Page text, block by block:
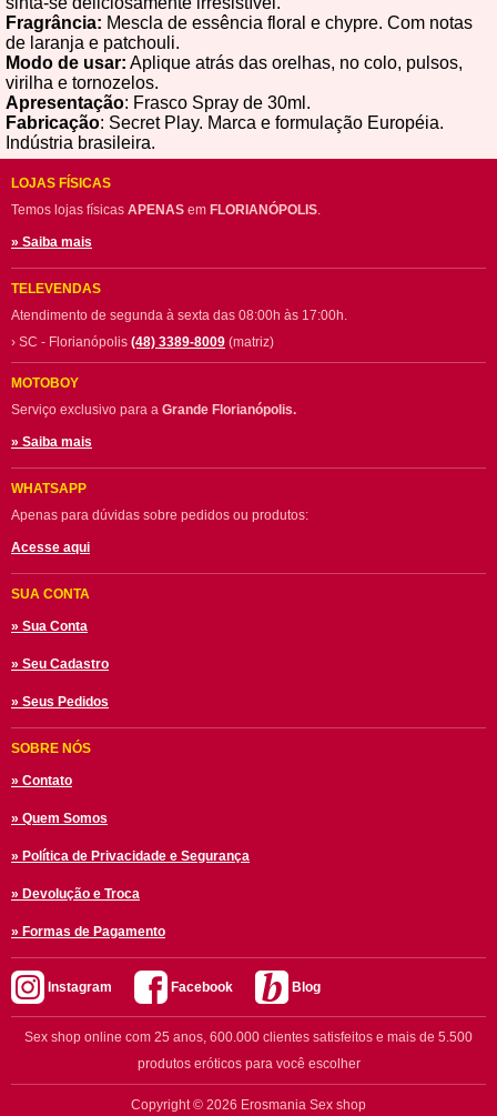
Fragrância: Mescla de essência floral e chypre. Com notas
de laranja e patchouli.
Modo de usar: Aplique atrás das orelhas, no colo, pulsos,
virilha e tornozelos.
Apresentação: Frasco Spray de 30ml.
Fabricação: Secret Play. Marca e formulação Européia.
Indústria brasileira.
LOJAS FÍSICAS
Temos lojas físicas APENAS em FLORIANÓPOLIS.
» Saiba mais
TELEVENDAS
Atendimento de segunda à sexta das 08:00h às 17:00h.
› SC - Florianópolis (48) 3389-8009 (matriz)
MOTOBOY
Serviço exclusivo para a Grande Florianópolis.
» Saiba mais
WHATSAPP
Apenas para dúvidas sobre pedidos ou produtos:
Acesse aqui
SUA CONTA
» Sua Conta
» Seu Cadastro
» Seus Pedidos
SOBRE NÓS
» Contato
» Quem Somos
» Política de Privacidade e Segurança
» Devolução e Troca
» Formas de Pagamento
Instagram Facebook Blog
Sex shop online com 25 anos, 600.000 clientes satisfeitos e mais de 5.500
produtos eróticos para você escolher
Copyright © 2026 Erosmania Sex shop